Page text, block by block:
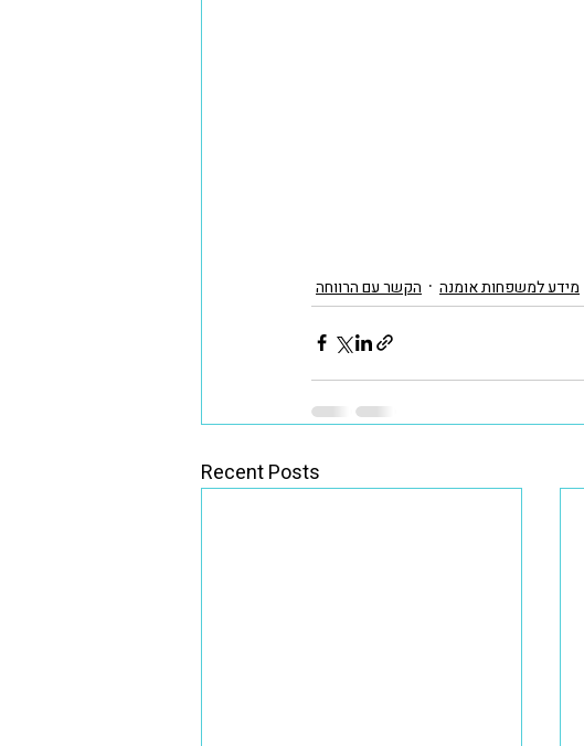
הקשר עם הרווחה מידע למשפחות אומנה
Recent Posts